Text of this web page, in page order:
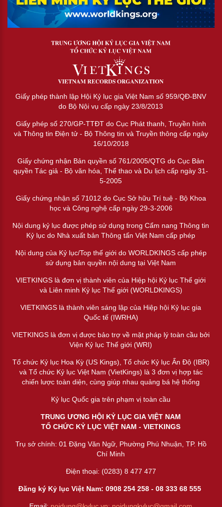
Giấy phép thành lập Hội Kỷ lục gia Việt Nam số 959/QĐ-BNV
do Bộ Nội vụ cấp ngày 23/8/2013
Giấy phép số 270/GP-TTĐT do Cục Phát thanh, Truyền hình
và Thông tin Điện tử - Bộ Thông tin và Truyền thông cấp ngày
16/10/2018
Giấy chứng nhận Bản quyền số 761/2005/QTG do Cục Bản
quyền Tác giả - Bộ văn hóa, Thể thao và Du lịch cấp ngày 31-
5-2005
Giấy chứng nhận số 71012 do Cục Sở hữu Trí tuệ - Bộ Khoa
học và Công nghệ cấp ngày 29-3-2006
Nội dung kỷ lục được phép sử dụng trong Cẩm nang Thông tin
Kỷ lục do Nhà xuất bản Thông tấn Việt Nam cấp phép
Nội dung của Kỷ lục/Top thế giới do WORLDKINGS cấp phép
sử dụng bản quyền nội dung tại Việt Nam
VIETKINGS là đơn vị thành viên của Hiệp hội Kỷ lục Thế giới
và Liên minh Kỷ lục Thế giới (WORLDKINGS)
VIETKINGS là thành viên sáng lập của Hiệp hội Kỷ lục gia
Quốc tế (IWRHA)
VIETKINGS là đơn vị được bảo trợ về mặt pháp lý toàn cầu bởi
Viện Kỷ lục Thế giới (WRI)
Tổ chức Kỷ lục Hoa Kỳ (US Kings), Tổ chức Kỷ lục Ấn Độ (IBR)
và Tổ chức Kỷ lục Việt Nam (VietKings) là 3 đơn vị hợp tác
chiến lược toàn diện, cùng giúp nhau quảng bá hệ thống
Kỷ lục Quốc gia trên phạm vị toàn cầu
TRUNG ƯƠNG HỘI KỶ LỤC GIA VIỆT NAM
TỔ CHỨC KỶ LỤC VIỆT NAM - VIETKINGS
Trụ sở chính: 01 Đặng Văn Ngữ, Phường Phú Nhuận, TP. Hồ
Chí Minh
Điện thoại: (0283) 8 477 477
Đăng ký Kỷ lục Việt Nam: 0908 254 258 -08 333 68 555